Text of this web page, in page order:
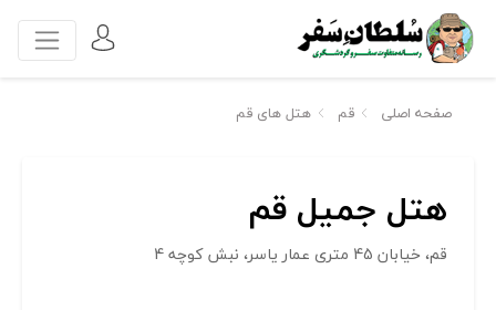
صفحه اصلی قم هتل های قم
هتل جمیل قم
قم، خیابان 45 متری عمار یاسر، نبش کوچه 4